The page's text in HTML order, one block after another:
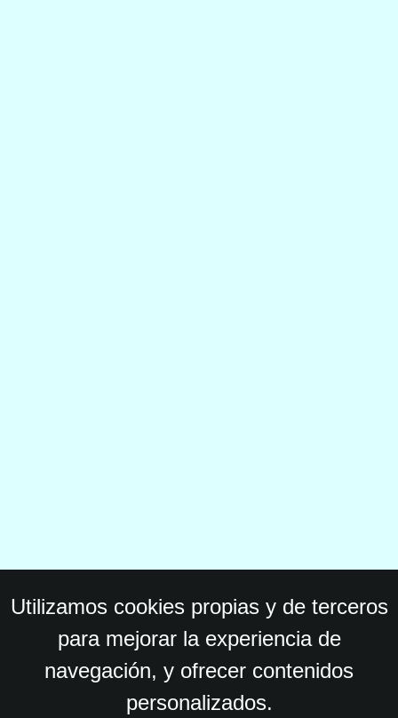
Utilizamos cookies propias y de terceros
para mejorar la experiencia de
navegación, y ofrecer contenidos
personalizados.